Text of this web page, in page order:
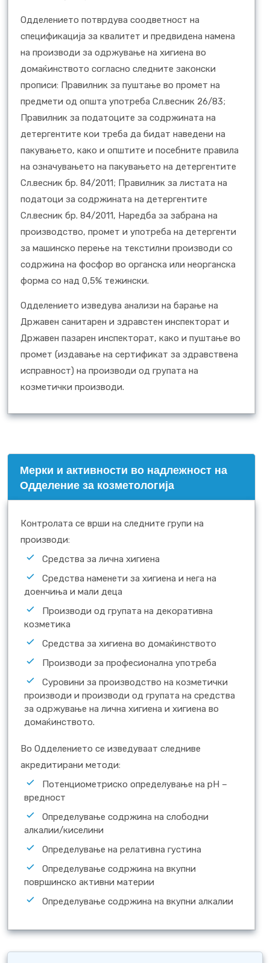
Одделението потврдува соодветност на
спецификација за квалитет и предвидена намена
на производи за одржување на хигиена во
домаќинството согласно следните законски
прописи: Правилник за пуштање во промет на
предмети од општа употреба Сл.весник 26/83;
Правилник за податоците за содржината на
детергентите кои треба да бидат наведени на
пакувањето, како и општите и посебните правила
на означувањето на пакувањето на детергентите
Сл.весник бр. 84/2011; Правилник за листата на
податоци за содржината на детергентите
Сл.весник бр. 84/2011, Наредба за забрана на
производство, промет и употреба на детергенти
за машинско перење на текстилни производи со
содржина на фосфор во органска или неорганска
форма со над 0,5% тежински.
Одделението изведува анализи на барање на
Државен санитарен и здравстен инспекторат и
Државен пазарен инспекторат, како и пуштање во
промет (издавање на сертификат за здравствена
исправност) на производи од групата на
козметички производи.
Mерки и активности во надлежност на
Одделение за козметологија
Контролата се врши на следните групи на
производи:
Средства за лична хигиена
Средства наменети за хигиена и нега на
доенчиња и мали деца
Производи од групата на декоративна
козметика
Средства за хигиена во домаќинството
Производи за професионална употреба
Суровини за производство на козметички
производи и производи од групата на средства
за одржување на лична хигиена и хигиена во
домаќинството.
Во Одделението се изведуваат следниве
акредитирани методи:
Потенциометриско определување на pH –
вредност
Определување содржина на слободни
алкалии/киселини
Определување на релативна густина
Определување содржина на вкупни
површинско активни материи
Определување содржина на вкупни алкалии